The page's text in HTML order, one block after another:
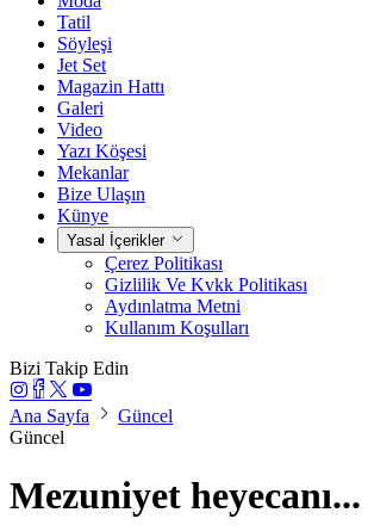
Tatil
Söyleşi
Jet Set
Magazin Hattı
Galeri
Video
Yazı Köşesi
Mekanlar
Bize Ulaşın
Künye
Yasal İçerikler
Çerez Politikası
Gizlilik Ve Kvkk Politikası
Aydınlatma Metni
Kullanım Koşulları
Bizi Takip Edin
Ana Sayfa
Güncel
Güncel
Mezuniyet heyecanı...